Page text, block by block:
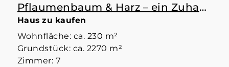
Pflaumenbaum & Harz – ein Zuhause mit Raum
Haus zu kaufen
Wohnfläche: ca. 230 m²
Grundstück: ca. 2270 m²
Zimmer: 7